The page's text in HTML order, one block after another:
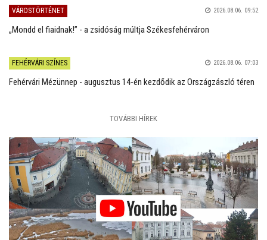
VÁROSTÖRTÉNET 2026.08.06. 09:52
„Mondd el fiaidnak!” - a zsidóság múltja Székesfehérváron
FEHÉRVÁRI SZÍNES 2026.08.06. 07:03
Fehérvári Mézünnep - augusztus 14-én kezdődik az Országzászló téren
TOVÁBBI HÍREK